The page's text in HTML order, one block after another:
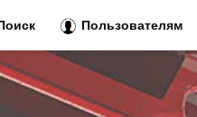
Пользователям